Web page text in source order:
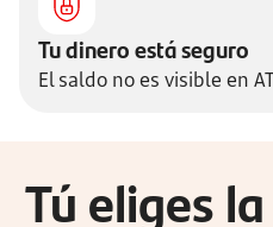
Tu dinero está seguro
El saldo no es visible en
Tú eliges